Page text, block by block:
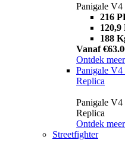
Panigale
216
120,9
188
Vanaf
Ontdek meer
Panigale
Replica
Panigale
Replica
Ontdek meer
Streetfighter